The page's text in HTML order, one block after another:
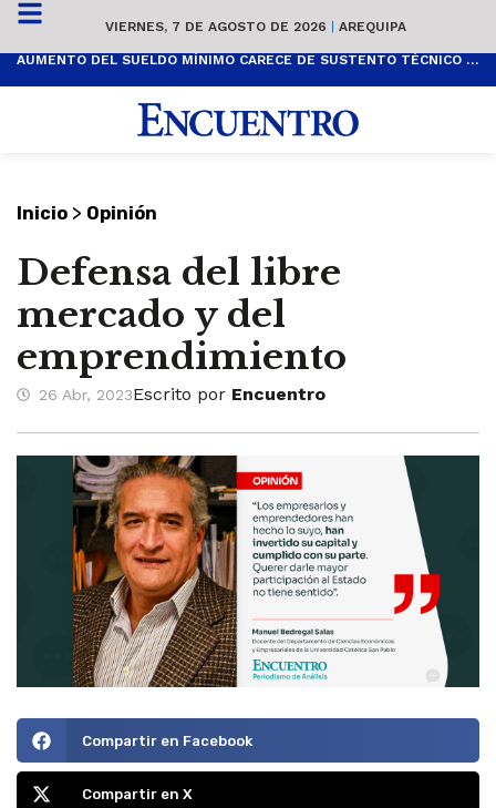
VIERNES, 7 DE AGOSTO DE 2026 | AREQUIPA
AUMENTO DEL SUELDO MÍNIMO CARECE DE SUSTENTO TÉCNICO Y ES POPULISTA
Inicio > Opinión
Defensa del libre
mercado y del
emprendimiento
26 Abr, 2023Escrito por Encuentro
Compartir en Facebook
Compartir en X